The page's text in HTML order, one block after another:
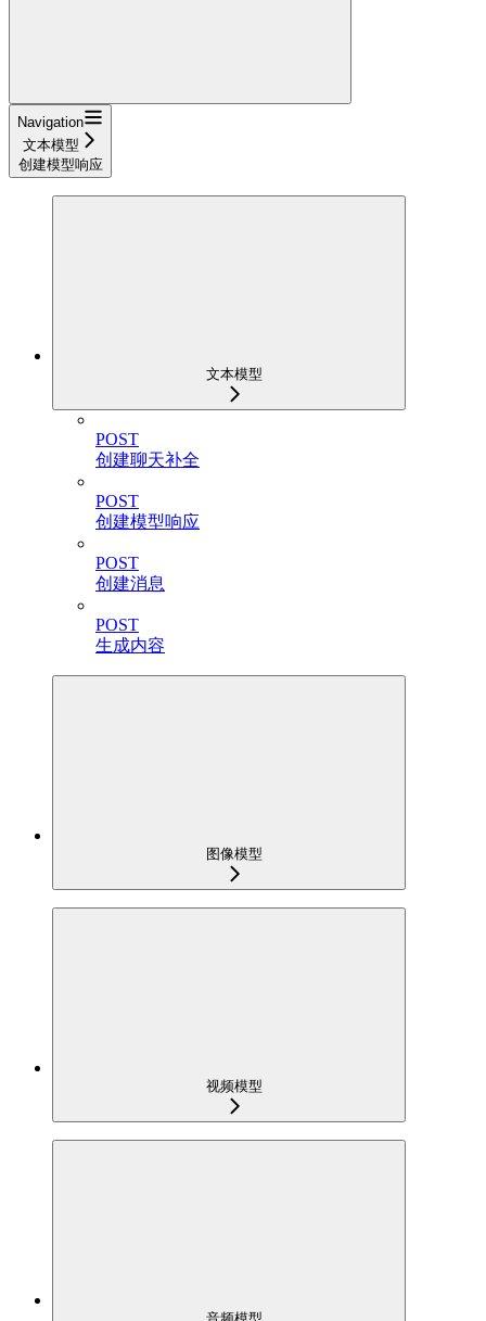
Navigation
文本模型
创建模型响应
文本模型
POST
创建聊天补全
POST
创建模型响应
POST
创建消息
POST
生成内容
图像模型
视频模型